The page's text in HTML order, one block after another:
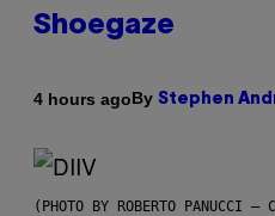
Shoegaze
4 hours agoBy Stephen
(PHOTO BY ROBERTO PANUCCI –